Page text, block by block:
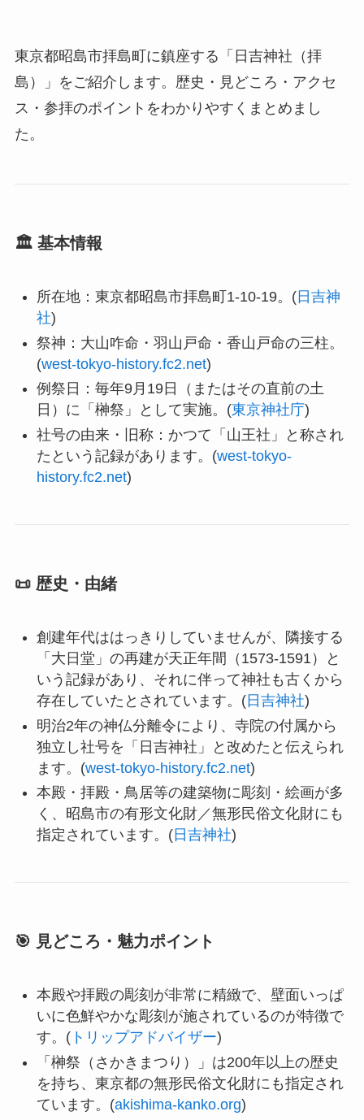
東京都昭島市拝島町に鎮座する「日吉神社（拝
島）」をご紹介します。歴史・見どころ・アクセ
ス・参拝のポイントをわかりやすくまとめまし
た。
🏛 基本情報
所在地：東京都昭島市拝島町1-10-19。(日吉神
社)
祭神：大山咋命・羽山戸命・香山戸命の三柱。
(west-tokyo-history.fc2.net)
例祭日：毎年9月19日（またはその直前の土
日）に「榊祭」として実施。(東京神社庁)
社号の由来・旧称：かつて「山王社」と称され
たという記録があります。(west-tokyo-
history.fc2.net)
📜 歴史・由緒
創建年代ははっきりしていませんが、隣接する
「大日堂」の再建が天正年間（1573-1591）と
いう記録があり、それに伴って神社も古くから
存在していたとされています。(日吉神社)
明治2年の神仏分離令により、寺院の付属から
独立し社号を「日吉神社」と改めたと伝えられ
ます。(west-tokyo-history.fc2.net)
本殿・拝殿・鳥居等の建築物に彫刻・絵画が多
く、昭島市の有形文化財／無形民俗文化財にも
指定されています。(日吉神社)
🎯 見どころ・魅力ポイント
本殿や拝殿の彫刻が非常に精緻で、壁面いっぱ
いに色鮮やかな彫刻が施されているのが特徴で
す。(トリップアドバイザー)
「榊祭（さかきまつり）」は200年以上の歴史
を持ち、東京都の無形民俗文化財にも指定され
ています。(akishima-kanko.org)